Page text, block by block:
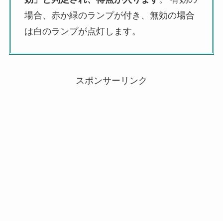
場合、赤か緑のランプが付き、無効の場合
は白のランプが点灯します。
スポンサーリンク